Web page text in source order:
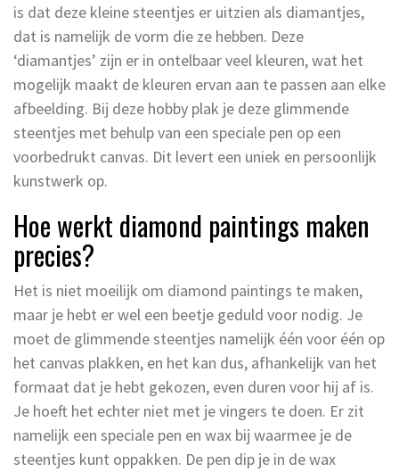
is dat deze kleine steentjes er uitzien als diamantjes,
dat is namelijk de vorm die ze hebben. Deze
‘diamantjes’ zijn er in ontelbaar veel kleuren, wat het
mogelijk maakt de kleuren ervan aan te passen aan elke
afbeelding. Bij deze hobby plak je deze glimmende
steentjes met behulp van een speciale pen op een
voorbedrukt canvas. Dit levert een uniek en persoonlijk
kunstwerk op.
Hoe werkt diamond paintings maken
precies?
Het is niet moeilijk om diamond paintings te maken,
maar je hebt er wel een beetje geduld voor nodig. Je
moet de glimmende steentjes namelijk één voor één op
het canvas plakken, en het kan dus, afhankelijk van het
formaat dat je hebt gekozen, even duren voor hij af is.
Je hoeft het echter niet met je vingers te doen. Er zit
namelijk een speciale pen en wax bij waarmee je de
steentjes kunt oppakken. De pen dip je in de wax